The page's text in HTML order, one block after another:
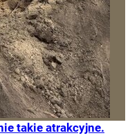
takie atrakcyjne.